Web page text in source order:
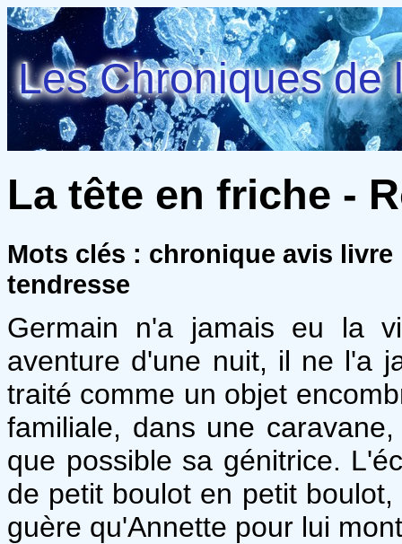
Les Chroniques de
La tête en friche -
Mots clés : chronique avis
tendresse
Germain n'a jamais eu la
aventure d'une nuit, il ne l'a
traité comme un objet
familiale, dans une
que possible sa génitrice.
de petit boulot en petit
guère qu'Annette pour lui